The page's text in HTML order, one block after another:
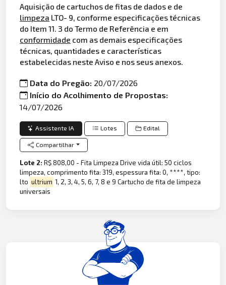
Aquisição de cartuchos de fitas de dados e de
limpeza LTO- 9, conforme especificações técnicas
do Item 11. 3 do Termo de Referência e em
conformidade com as demais especificações
técnicas, quantidades e características
estabelecidas neste Aviso e nos seus anexos.
Data do Pregão: 20/07/2026
Início do Acolhimento de Propostas:
14/07/2026
Assistente IA Lotes Edital
Compartilhar
Lote 2:R$ 808,00 - Fita Limpeza Drive vida útil: 50 ciclos
limpeza, comprimento fita: 319, espessura fita: 0, ****, tipo:
lto ultrium 1, 2, 3, 4, 5, 6, 7, 8 e 9 Cartucho de fita de limpeza
universais